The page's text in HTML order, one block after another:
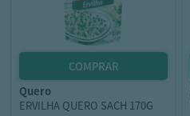
quero
ERVILHA QUERO SACH 170G